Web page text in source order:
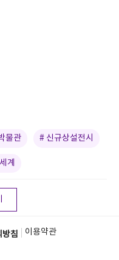
물관 # 신규상설전시
계
방침
이용약관